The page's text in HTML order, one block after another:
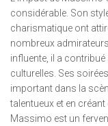
considérable. Son
charismatique ont
nombreux
influente, il a
culturelles. Ses
important dans la
talentueux et en
Massimo est un